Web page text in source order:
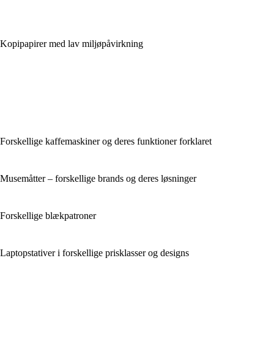
Kopipapirer med lav miljøpåvirkning
Forskellige kaffemaskiner og deres funktioner forklaret
Musemåtter – forskellige brands og deres løsninger
Forskellige blækpatroner
Laptopstativer i forskellige prisklasser og designs